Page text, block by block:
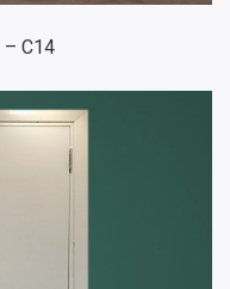
– C14